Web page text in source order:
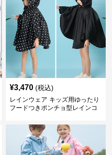
¥3,470 (税込)
レインウェア キッズ用ゆったり
フードつきポンチョ型レインコ